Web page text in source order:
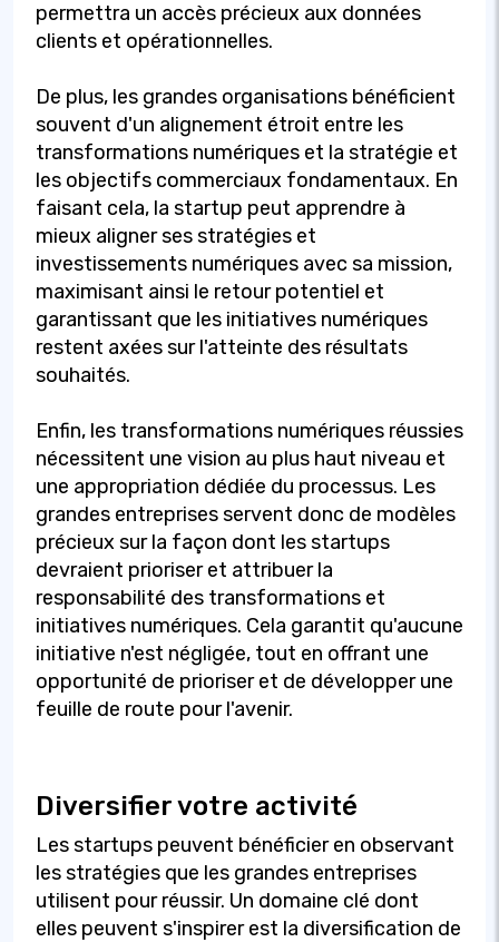
permettra un accès précieux aux données
clients et opérationnelles.
De plus, les grandes organisations bénéficient
souvent d'un alignement étroit entre les
transformations numériques et la stratégie et
les objectifs commerciaux fondamentaux. En
faisant cela, la startup peut apprendre à
mieux aligner ses stratégies et
investissements numériques avec sa mission,
maximisant ainsi le retour potentiel et
garantissant que les initiatives numériques
restent axées sur l'atteinte des résultats
souhaités.
Enfin, les transformations numériques réussies
nécessitent une vision au plus haut niveau et
une appropriation dédiée du processus. Les
grandes entreprises servent donc de modèles
précieux sur la façon dont les startups
devraient prioriser et attribuer la
responsabilité des transformations et
initiatives numériques. Cela garantit qu'aucune
initiative n'est négligée, tout en offrant une
opportunité de prioriser et de développer une
feuille de route pour l'avenir.
Diversifier votre activité
Les startups peuvent bénéficier en observant
les stratégies que les grandes entreprises
utilisent pour réussir. Un domaine clé dont
elles peuvent s'inspirer est la diversification de